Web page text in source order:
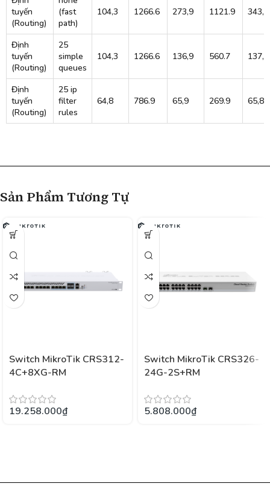
tuyến
(Routing)
(fast
path)
104,3 1266.6 273,9 1121.9 343,5
Định
tuyến
(Routing)
25
simple
queues
104,3 1266.6 136,9 560.7 137,4
Định
tuyến
(Routing)
25 ip
filter
rules
64,8 786.9 65,9 269.9 65,8
Sản Phẩm Tương Tự
Switch MikroTik CRS312-
4C+8XG-RM
19.258.000₫
Switch MikroTik CRS326-
24G-2S+RM
5.808.000₫